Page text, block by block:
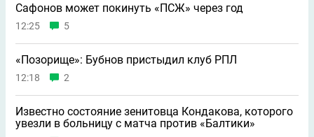
Сафонов может покинуть «ПСЖ» через год
12:25 5
«Позорище»: Бубнов пристыдил клуб РПЛ
12:18 2
Известно состояние зенитовца Кондакова, которого
увезли в больницу с матча против «Балтики»